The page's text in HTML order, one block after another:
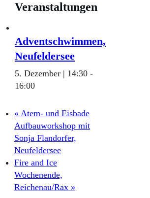
Veranstaltungen
Adventschwimmen,
Neufeldersee
5. Dezember | 14:30 -
16:00
« Atem- und Eisbade
Aufbauworkshop mit
Sonja Flandorfer,
Neufeldersee
Fire and Ice
Wochenende,
Reichenau/Rax »